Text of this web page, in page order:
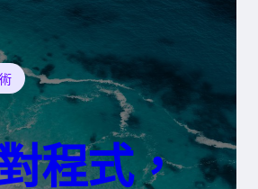
程式，